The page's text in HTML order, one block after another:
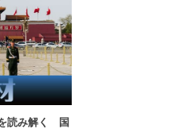
読み解く 国